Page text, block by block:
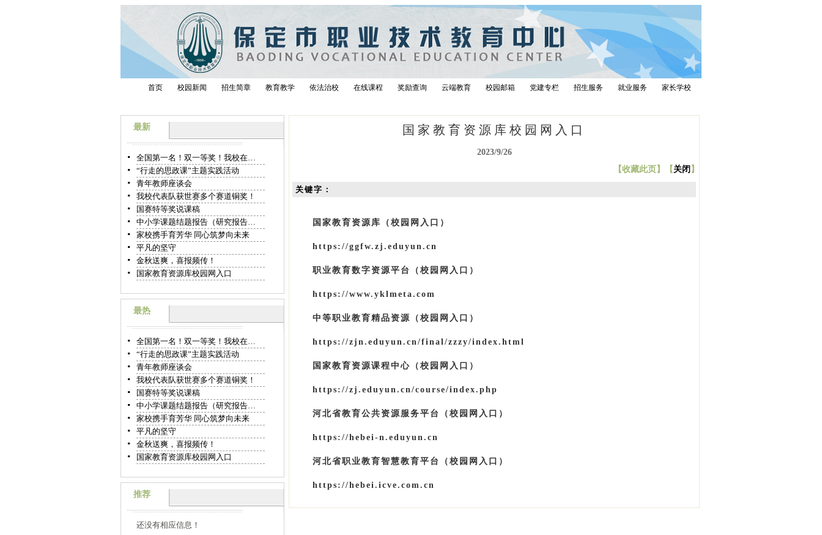
首页 校园新闻 招生简章 教育教学 依法治校 在线课程 奖励查询 云端教育 校园邮箱 党建专栏 招生服务 就业服务 家长学校
最新
全国第一名！双一等奖！我校在…
“行走的思政课”主题实践活动
青年教师座谈会
我校代表队获世赛多个赛道铜奖！
国赛特等奖说课稿
中小学课题结题报告（研究报告…
家校携手育芳华 同心筑梦向未来
平凡的坚守
金秋送爽，喜报频传！
国家教育资源库校园网入口
最热
全国第一名！双一等奖！我校在…
“行走的思政课”主题实践活动
青年教师座谈会
我校代表队获世赛多个赛道铜奖！
国赛特等奖说课稿
中小学课题结题报告（研究报告…
家校携手育芳华 同心筑梦向未来
平凡的坚守
金秋送爽，喜报频传！
国家教育资源库校园网入口
推荐
还没有相应信息！
国家教育资源库校园网入口
2023/9/26
【收藏此页 】【 关闭 】
关键字：
国家教育资源库（校园网入口）
https://ggfw.zj.eduyun.cn
职业教育数字资源平台 （校园网入口）
https://www.yklmeta.com
中等职业教育精品资源 （校园网入口）
https://zjn.eduyun.cn/final/zzzy/index.html
国家教育资源课程中心 （校园网入口）
https://zj.eduyun.cn/course/index.php
河北省教育公共资源服务平台 （校园网入口）
https://hebei-n.eduyun.cn
河北省职业教育智慧教育平台 （校园网入口）
https://hebei.icve.com.cn